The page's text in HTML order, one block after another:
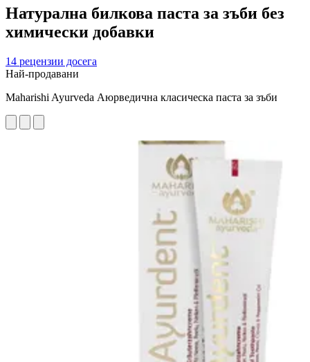
Натурална билкова паста за зъби без
химически добавки
14 рецензии досега
Най-продавани
Maharishi Ayurveda Аюрведична класическа паста за зъби